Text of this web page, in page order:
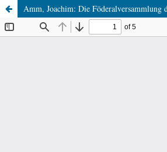
Amm, Joachim: Die Föderalversammlung